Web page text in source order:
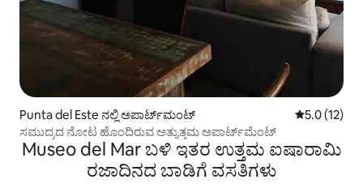
Punta del Este ನಲ್ಲಿ ಅಪಾರ್ಟ್‌ಮಂಟ್ 5 ರಲ್ಲಿ 5.0
5.0 (12)
ಸಮುದ್ರದ ನೋಟ ಹೊಂದಿರುವ ಅತ್ಯುತ್ತಮ ಅಪಾರ್ಟ್‌ಮೆಂಟ್
Museo del Mar ಬಳಿ ಇತರ ಉತ್ತಮ ಐಷಾರಾಮಿ
ರಜಾದಿನದ ಬಾಡಿಗೆ ವಸತಿಗಳು